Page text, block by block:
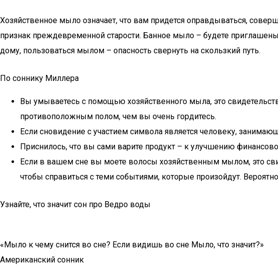
Хозяйственное мыло означает, что вам придется оправдываться,
признак преждевременной старости. Банное мыло – будете
дому, пользоваться мылом – опасность свернуть на скользкий путь.
По соннику Миллера
Вы умываетесь с помощью хозяйственного мыла, это
противоположным полом, чем вы очень гордитесь.
Если сновидение с участием символа является человеку,
Приснилось, что вы сами варите продукт – к улучшению
Если в вашем сне вы моете волосы хозяйственным мылом, это
чтобы справиться с теми событиями, которые произойдут.
Узнайте, что значит сон про Ведро воды
«Мыло к чему снится во сне? Если видишь во сне Мыло, что значит?»
Американский сонник